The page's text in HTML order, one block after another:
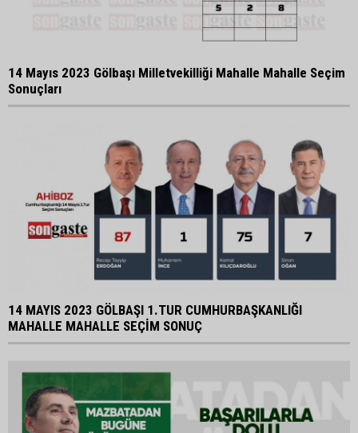
14 Mayıs 2023 Gölbaşı Milletvekilliği Mahalle Mahalle Seçim
Sonuçları
14 MAYIS 2023 GÖLBAŞI 1.TUR CUMHURBAŞKANLIĞI
MAHALLE MAHALLE SEÇİM SONUÇ